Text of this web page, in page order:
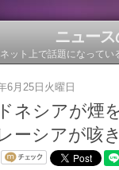
ニュー
ット上で話題になって
6月25日火曜日
ネシアが煙
ーシアが咳